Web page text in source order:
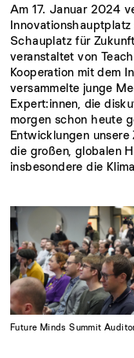
Am 17. Januar 2024
Schauplatz für
veranstaltet von
Kooperation mit dem
versammelte junge
Expert:innen, die
morgen schon heute
Entwicklungen
die großen, globalen
insbesondere die
Future Minds Summit